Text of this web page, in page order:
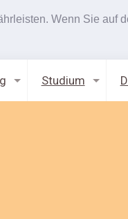
Wenn Sie auf
Studium